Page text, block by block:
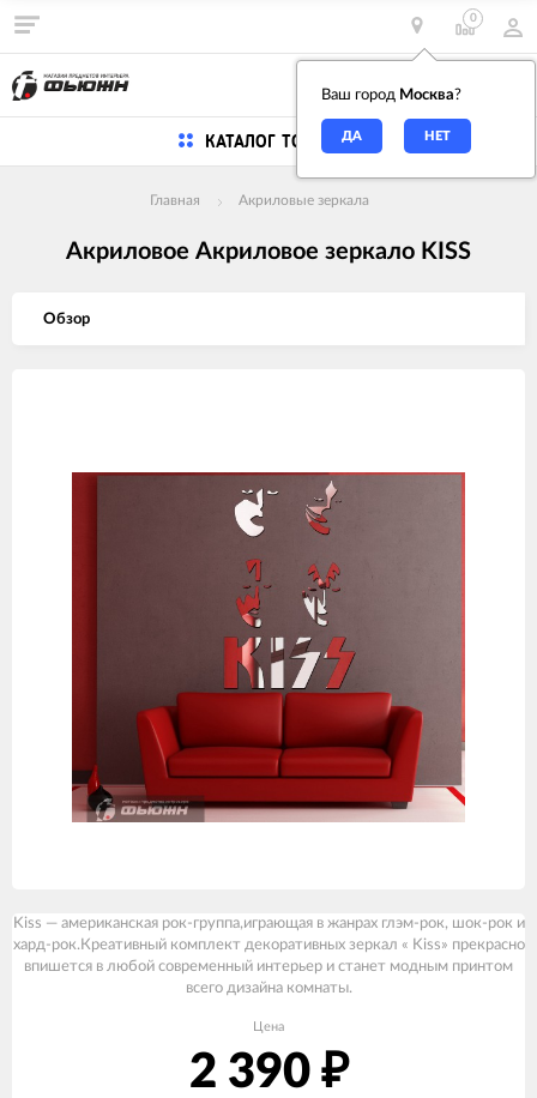
Ваш город Москва?
0
КАТАЛОГ ТОВАРОВ
Главная Акриловые зеркала
Акриловое Акриловое зеркало KISS
Обзор
Kiss — американская рок-группа,играющая в жанрах глэм-рок, шок-рок и
хард-рок.Креативный комплект декоративных зеркал « Kiss» прекрасно
впишется в любой современный интерьер и станет модным принтом
всего дизайна комнаты.
Цена
2 390 ₽